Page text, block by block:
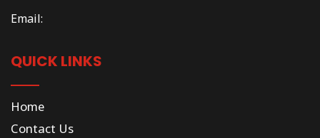
Email:
QUICK LINKS
Home
Contact Us